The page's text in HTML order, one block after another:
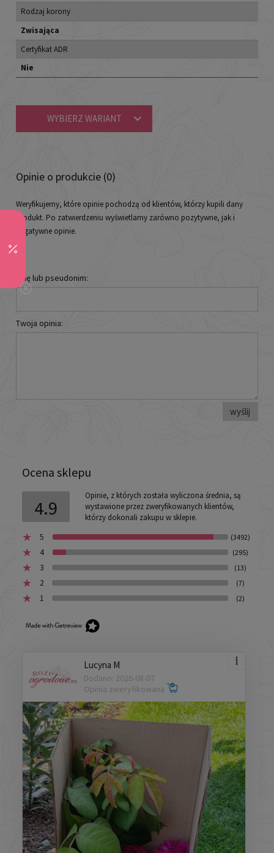
Rodzaj korony
Zwisająca
Certyfikat ADR
Nie
WYBIERZ WARIANT
Opinie o produkcie (0)
Weryfikujemy, które opinie pochodzą od klientów, którzy kupili dany
produkt. Po zatwierdzeniu wyświetlamy zarówno pozytywne, jak i
negatywne opinie.
Imię lub pseudonim:
Twoja opinia:
wyślij
Ocena sklepu
4.9
Opinie, z których została wyliczona średnia, są
wystawione przez zweryfikowanych klientów,
którzy dokonali zakupu w sklepie.
5
(3492)
4 (295)
3 (13)
2 (7)
1 (2)
Lucyna M
Dodano: 2026-08-07
Opinia zweryfikowana